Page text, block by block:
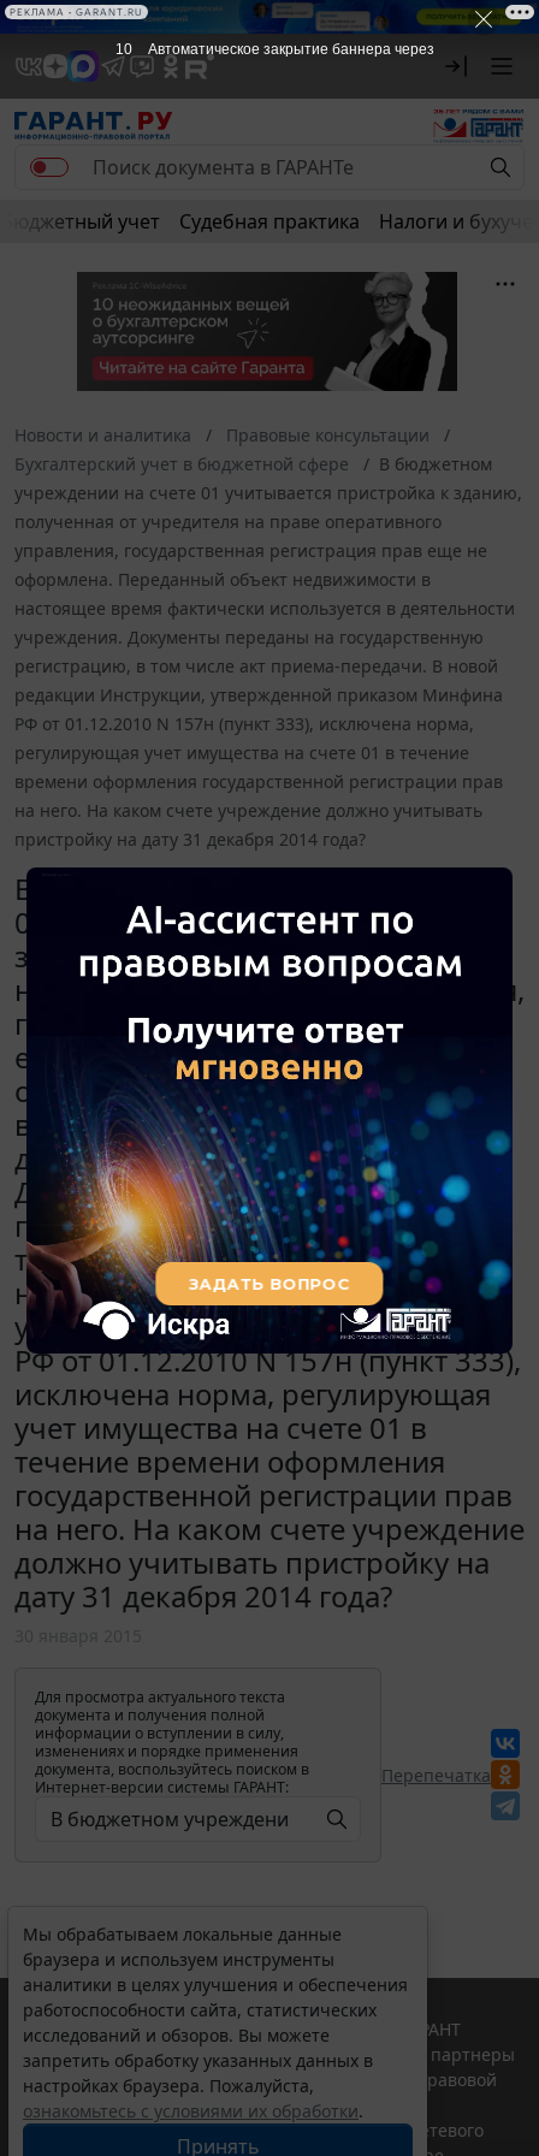
РЕКЛАМА
Бюджетный учет Судебная практика Налоги и
Новости и аналитика
Правовые консультации
Бухгалтерский учет в бюджетной сфере
В бюджетном
учреждении на счете 01 учитывается пристройка к зданию,
полученная от учредителя на праве оперативного
управления, государственная регистрация прав еще не
оформлена. Переданный объект недвижимости в
настоящее время фактически используется в деятельности
учреждения. Документы переданы на государственную
регистрацию, в том числе акт приема-передачи. В новой
редакции Инструкции, утвержденной приказом Минфина
РФ от 01.12.2010 N 157н (пункт 333), исключена норма,
регулирующая учет имущества на счете 01 в течение
времени оформления государственной регистрации прав
на него. На каком счете учреждение должно учитывать
пристройку на дату 31 декабря 2014 года?
В бюджетном учреждении на счете
01 учитывается пристройка к
зданию, полученная от учредителя
на праве оперативного управления,
государственная регистрация прав
еще не оформлена. Переданный
объект недвижимости в настоящее
время фактически используется в
деятельности учреждения.
Документы переданы на
государственную регистрацию, в
том числе акт приема-передачи. В
новой редакции Инструкции,
утвержденной приказом Минфина
РФ от 01.12.2010 N 157н (пункт 333),
исключена норма, регулирующая
учет имущества на счете 01 в
течение времени оформления
государственной регистрации прав
на него. На каком счете учреждение
должно учитывать пристройку на
дату 31 декабря 2014 года?
Для просмотра актуального текста
документа и получения полной
информации о вступлении в силу,
изменениях и порядке применения
документа, воспользуйтесь поиском в
Интернет-версии системы ГАРАНТ:
Перепечатка
Мы обрабатываем локальные данные
браузера и используем инструменты
аналитики в целях улучшения и обеспечения
работоспособности сайта, статистических
исследований и обзоров. Вы можете
запретить обработку указанных данных в
настройках браузера. Пожалуйста,
ознакомьтесь с условиями их обработки.
Принять
© ООО "НПП "ГАРАНТ-СЕРВИС", 2026. Система ГАРАНТ
выпускается с 1990 года. Компания "Гарант" и ее партнеры
являются участниками Российской ассоциации правовой
информации ГАРАНТ.
Портал ГАРАНТ.РУ зарегистрирован в качестве сетевого
10 Автоматическое закрытие баннера через
РЕКЛАМА • GARANT.RU